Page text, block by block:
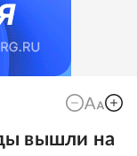
вышли на